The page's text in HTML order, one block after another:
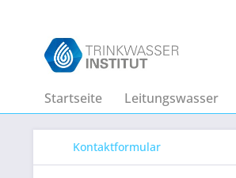
Startseite Leitungswasser
Kontaktformular